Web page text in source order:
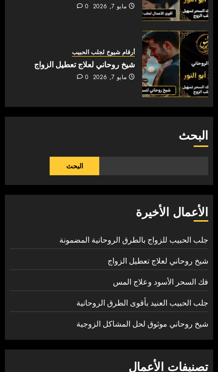
مايو 7, 2026 0
أرقام شيوخ لجلب الحبيب
شيخ روحاني لعلاج تعطيل الزواج
مايو 7, 2026 0
البحث
البحث
الأعمال الأخيرة
جلب الحبيب للزواج بالطرق الروحانية المضمونة
شيخ روحاني لعلاج تعطيل الزواج
فك السحر الأسود وعلاج المس
جلب الحبيب العنيد بأقوى الطرق الروحانية
شيخ روحاني موثوق لحل المشاكل الزوجية
تصنيفات الأعمال